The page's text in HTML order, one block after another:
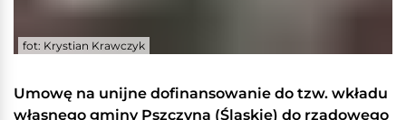
fot: Krystian Krawczyk
Umowę na unijne dofinansowanie do tzw. wkładu
własnego gminy Pszczyna (Śląskie) do rządowego